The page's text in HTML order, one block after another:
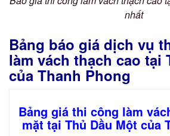
nhất
Bảng báo giá dịch vụ
làm vách thạch cao tại
của Thanh Phong
Bảng giá thi công làm
mặt tại Thủ Dầu Một của